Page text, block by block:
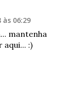
às 06:29
mantenha
:)